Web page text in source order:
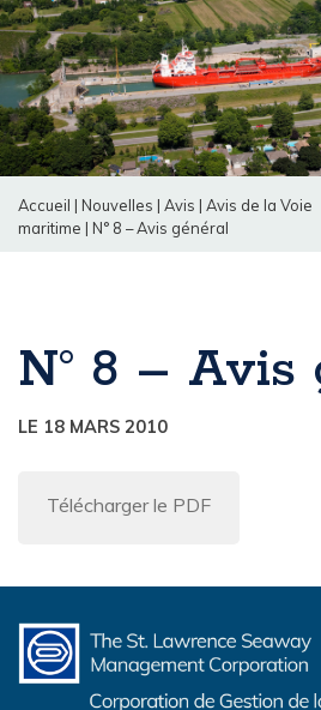
Accueil | Nouvelles | Avis | Avis de la Voie
maritime | N° 8 – Avis général
N° 8 – Avis
LE 18 MARS 2010
Télécharger le PDF